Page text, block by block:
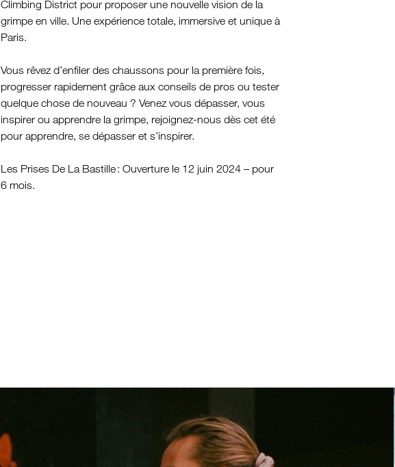
Climbing District pour proposer une nouvelle vision de la
grimpe en ville. Une expérience totale, immersive et unique à
Paris.
Vous rêvez d’enfiler des chaussons pour la première fois,
progresser rapidement grâce aux conseils de pros ou tester
quelque chose de nouveau ? Venez vous dépasser, vous
inspirer ou apprendre la grimpe, rejoignez-nous dès cet été
pour apprendre, se dépasser et s’inspirer.
Les Prises De La Bastille : Ouverture le 12 juin 2024 – pour
6 mois.